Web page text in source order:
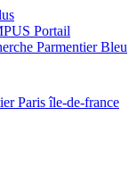
Portail
Parmentier Bleu
Paris île-de-france